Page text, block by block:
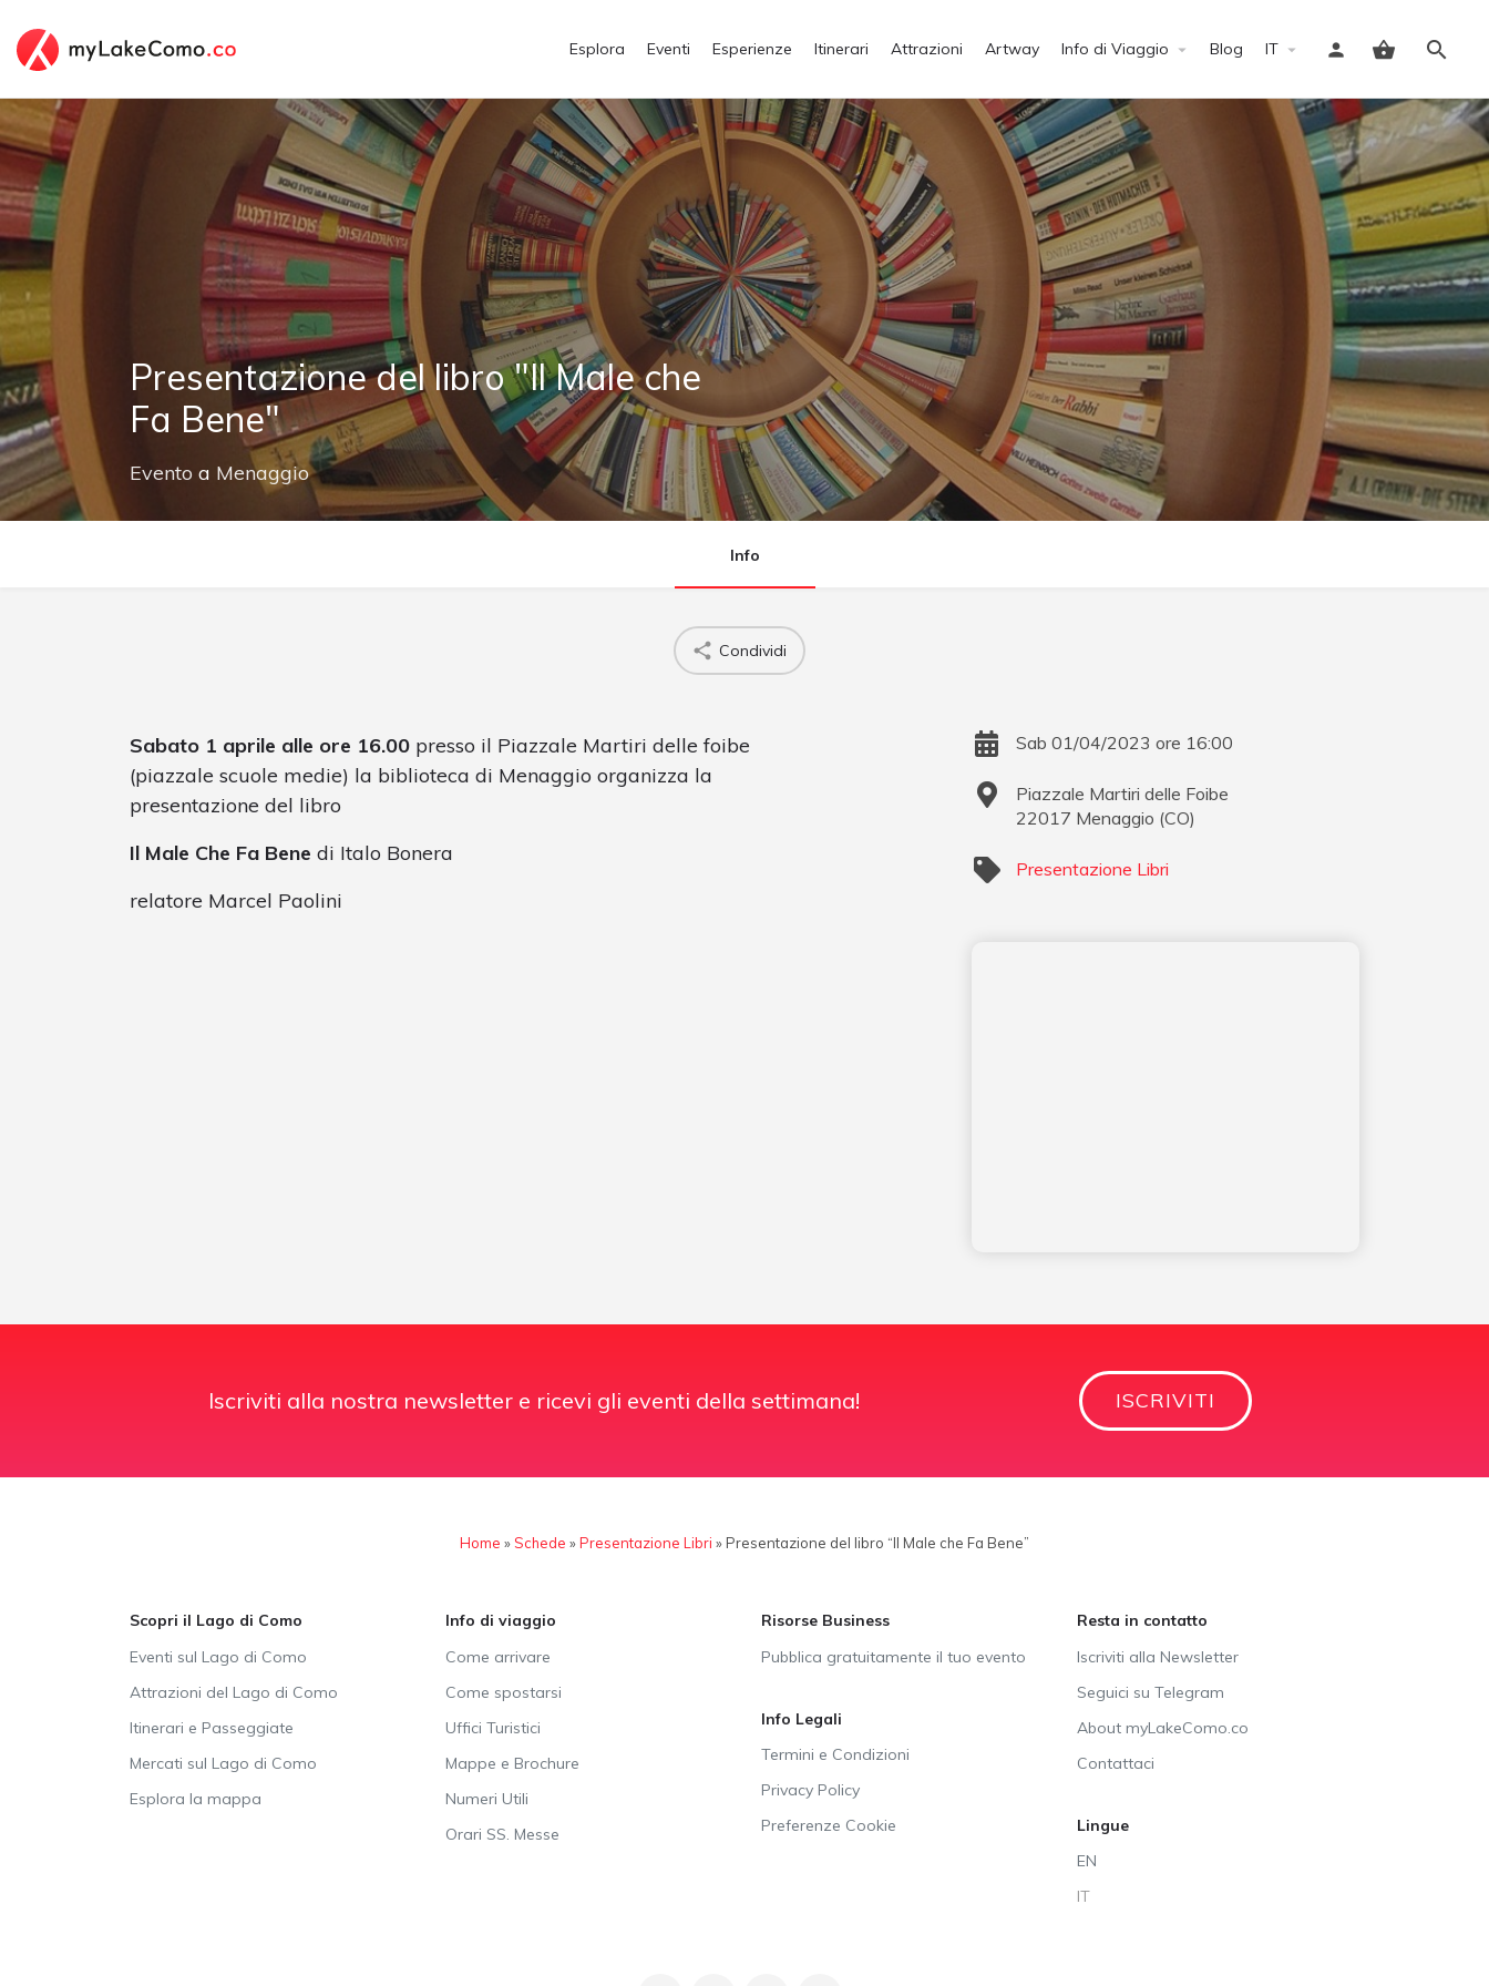
Esplora Eventi Esperienze Itinerari Attrazioni Artway Info di Viaggio Blog IT
Accedi
Presentazione del libro "Il Male che
Fa Bene"
Evento a Menaggio
Info
Condividi
Sabato 1 aprile alle ore 16.00 presso il Piazzale Martiri delle foibe
(piazzale scuole medie) la biblioteca di Menaggio organizza la
presentazione del libro
Il Male Che Fa Bene di Italo Bonera
relatore Marcel Paolini
Sab 01/04/2023 ore 16:00
Piazzale Martiri delle Foibe
22017 Menaggio (CO)
Presentazione Libri
Iscriviti alla nostra newsletter e ricevi gli eventi della settimana! ISCRIVITI
Home »Schede »Presentazione Libri » Presentazione del libro “Il Male che Fa Bene”
Scopri il Lago di Como
Eventi sul Lago di Como
Attrazioni del Lago di Como
Itinerari e Passeggiate
Mercati sul Lago di Como
Esplora la mappa
Info di viaggio
Come arrivare
Come spostarsi
Uffici Turistici
Mappe e Brochure
Numeri Utili
Orari SS. Messe
Risorse Business
Pubblica gratuitamente il tuo evento
Info Legali
Termini e Condizioni
Privacy Policy
Preferenze Cookie
Resta in contatto
Iscriviti alla Newsletter
Seguici su Telegram
About myLakeComo.co
Contattaci
Lingue
EN
IT